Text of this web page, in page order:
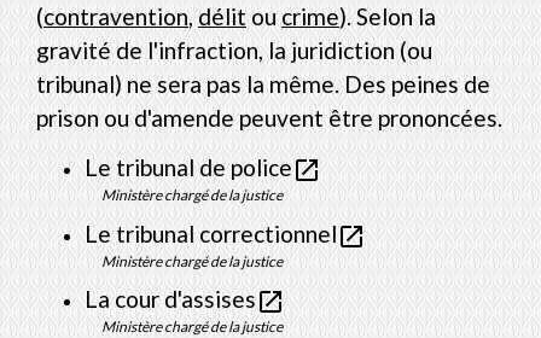
(contravention,délitoucrime). Selon la
gravité de l'infraction, la juridiction (ou
tribunal) ne sera pas la même. Des peines de
prison ou d'amende peuvent être prononcées.
Le tribunal de policeopen_in_new
Ministère chargé de la justice
Le tribunal correctionnelopen_in_new
Ministère chargé de la justice
La cour d'assisesopen_in_new
Ministère chargé de la justice